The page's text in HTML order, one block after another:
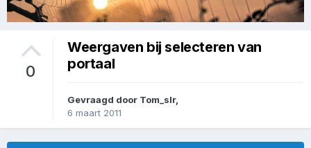
0
Weergaven bij selecteren van
portaal
Gevraagd door Tom_slr,
6 maart 2011